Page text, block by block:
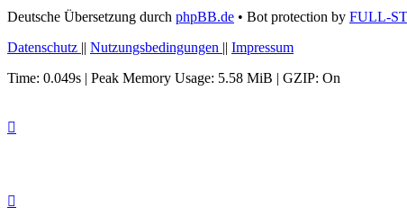
Deutsche Übersetzung durch phpBB.de • Bot protection by FULL-
Datenschutz || Nutzungsbedingungen || Impressum
Time: 0.049s | Peak Memory Usage: 5.58 MiB | GZIP: On